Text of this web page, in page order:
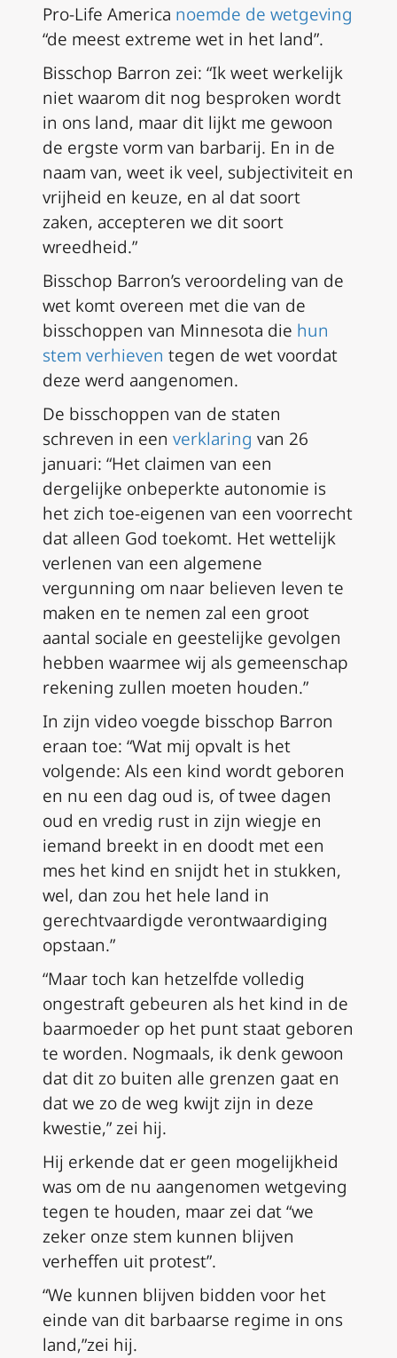
Pro-Life America noemde de wetgeving
“de meest extreme wet in het land”.
Bisschop Barron zei: “Ik weet werkelijk
niet waarom dit nog besproken wordt
in ons land, maar dit lijkt me gewoon
de ergste vorm van barbarij. En in de
naam van, weet ik veel, subjectiviteit en
vrijheid en keuze, en al dat soort
zaken, accepteren we dit soort
wreedheid.”
Bisschop Barron’s veroordeling van de
wet komt overeen met die van de
bisschoppen van Minnesota die hun
stem verhieven tegen de wet voordat
deze werd aangenomen.
De bisschoppen van de staten
schreven in een verklaring van 26
januari: “Het claimen van een
dergelijke onbeperkte autonomie is
het zich toe-eigenen van een voorrecht
dat alleen God toekomt. Het wettelijk
verlenen van een algemene
vergunning om naar believen leven te
maken en te nemen zal een groot
aantal sociale en geestelijke gevolgen
hebben waarmee wij als gemeenschap
rekening zullen moeten houden.”
In zijn video voegde bisschop Barron
eraan toe: “Wat mij opvalt is het
volgende: Als een kind wordt geboren
en nu een dag oud is, of twee dagen
oud en vredig rust in zijn wiegje en
iemand breekt in en doodt met een
mes het kind en snijdt het in stukken,
wel, dan zou het hele land in
gerechtvaardigde verontwaardiging
opstaan.”
“Maar toch kan hetzelfde volledig
ongestraft gebeuren als het kind in de
baarmoeder op het punt staat geboren
te worden. Nogmaals, ik denk gewoon
dat dit zo buiten alle grenzen gaat en
dat we zo de weg kwijt zijn in deze
kwestie,” zei hij.
Hij erkende dat er geen mogelijkheid
was om de nu aangenomen wetgeving
tegen te houden, maar zei dat “we
zeker onze stem kunnen blijven
verheffen uit protest”.
“We kunnen blijven bidden voor het
einde van dit barbaarse regime in ons
land,”zei hij.